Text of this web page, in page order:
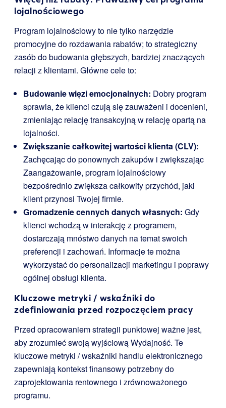
lojalnościowego
Program lojalnościowy to nie tylko narzędzie
promocyjne do rozdawania rabatów; to strategiczny
zasób do budowania głębszych, bardziej znaczących
relacji z klientami. Główne cele to:
Budowanie więzi emocjonalnych: Dobry program
sprawia, że klienci czują się zauważeni i docenieni,
zmieniając relację transakcyjną w relację opartą na
lojalności.
Zwiększanie całkowitej wartości klienta (CLV):
Zachęcając do ponownych zakupów i zwiększając
Zaangażowanie, program lojalnościowy
bezpośrednio zwiększa całkowity przychód, jaki
klient przynosi Twojej firmie.
Gromadzenie cennych danych własnych: Gdy
klienci wchodzą w interakcję z programem,
dostarczają mnóstwo danych na temat swoich
preferencji i zachowań. Informacje te można
wykorzystać do personalizacji marketingu i poprawy
ogólnej obsługi klienta.
Kluczowe metryki / wskaźniki do
zdefiniowania przed rozpoczęciem pracy
Przed opracowaniem strategii punktowej ważne jest,
aby zrozumieć swoją wyjściową Wydajność. Te
kluczowe metryki / wskaźniki handlu elektronicznego
zapewniają kontekst finansowy potrzebny do
zaprojektowania rentownego i zrównoważonego
programu.